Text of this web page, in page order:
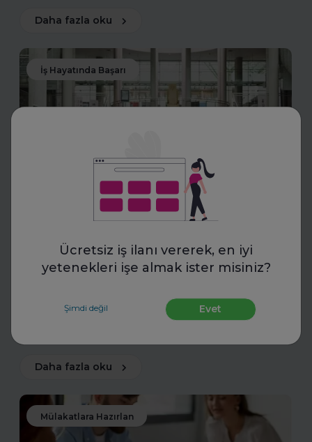
Ücretsiz iş ilanı vererek, en iyi
yetenekleri işe almak ister misiniz?
Şimdi değil Evet
Daha fazla oku
İş Hayatında Başarı
Uzman Koçlarla Geleceğe
Hazırlık: FurtherUp'tan Öğrenci
ve Kariyer Koçluğu
Uzman koçlarla geleceğe hazırlanın. FurtherUp’ın
öğrenci ve kariyer koçluğu ile hedeflerinizi netleştirin,
Daha fazla oku
Mülakatlara Hazırlan